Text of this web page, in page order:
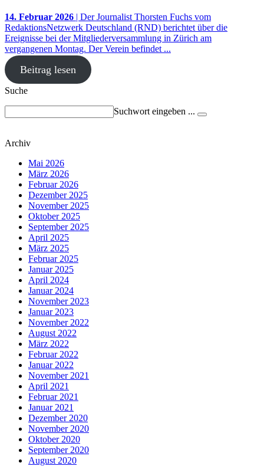
14. Februar 2026 | Der Journalist Thorsten Fuchs vom
RedaktionsNetzwerk Deutschland (RND) berichtet über die
Ereignisse bei der Mitgliederversammlung in Zürich am
vergangenen Montag. Der Verein befindet ...
Beitrag lesen
Suche
Suchwort eingeben ...
Archiv
Mai 2026
März 2026
Februar 2026
Dezember 2025
November 2025
Oktober 2025
September 2025
April 2025
März 2025
Februar 2025
Januar 2025
April 2024
Januar 2024
November 2023
Januar 2023
November 2022
August 2022
März 2022
Februar 2022
Januar 2022
November 2021
April 2021
Februar 2021
Januar 2021
Dezember 2020
November 2020
Oktober 2020
September 2020
August 2020